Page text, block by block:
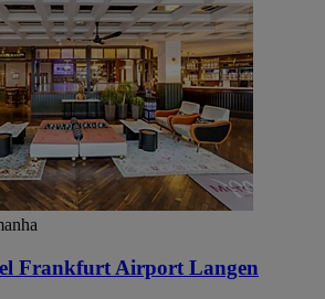
Frankfurt Airport Langen